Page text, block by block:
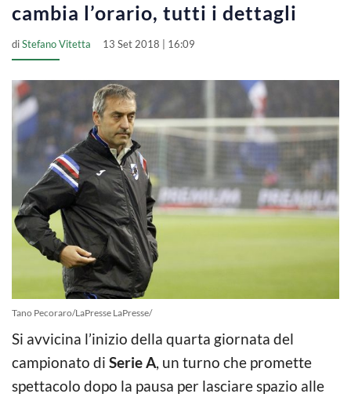
cambia l’orario, tutti i dettagli
diStefano Vitetta 13 Set 2018 | 16:09
Tano Pecoraro/LaPresse LaPresse/
Si avvicina l’inizio della quarta giornata del
campionato di Serie A, un turno che promette
spettacolo dopo la pausa per lasciare spazio alle